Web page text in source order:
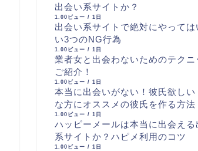
出会い系サイトか？
1.00ビュー / 1日
出会い系サイトで絶対にやっては
い3つのNG行為
1.00ビュー / 1日
業者女と出会わないためのテクニ
ご紹介！
1.00ビュー / 1日
本当に出会いがない！彼氏欲しい
な方にオススメの彼氏を作る方法
1.00ビュー / 1日
ハッピーメールは本当に出会える
系サイトか？ハピメ利用のコツ
1.00ビュー / 1日